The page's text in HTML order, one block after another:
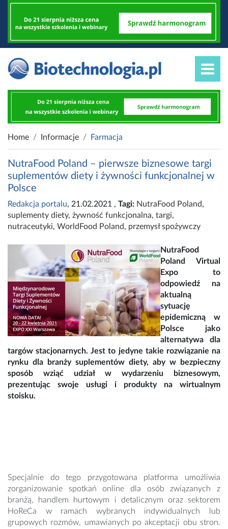
Home Informacje Farmacja
NutraFood Poland – pierwsze biznesowe targi
suplementów diety i żywności funkcjonalnej w
Polsce
Redakcja portalu, 21.02.2021 , Tagi: NutraFood Poland,
suplementy diety, żywność funkcjonalna, targi,
nutraceutyki, WorldFood Poland, przemysł spożywczy
NutraFood
Poland Virtual
Expo to
odpowiedź na
aktualną
sytuację
epidemiczną w
Polsce jako
alternatywa dla
targów stacjonarnych. Jest to jedyne takie rozwiązanie na
rynku dla branży suplementów diety, aby w bezpieczny
sposób wziąć udział w wydarzeniu biznesowym,
prezentując swoje usługi i produkty na wirtualnym
stoisku.
Specjalnie do tego przygotowana platforma umożliwia
zorganizowanie spotkań online dla osób związanych z
branżą, handlem hurtowym i detalicznym oraz sektorem
HoReCa w ramach wybranych indywidualnych lub
grupowych rozmów, umawianych po akceptacji obu stron.